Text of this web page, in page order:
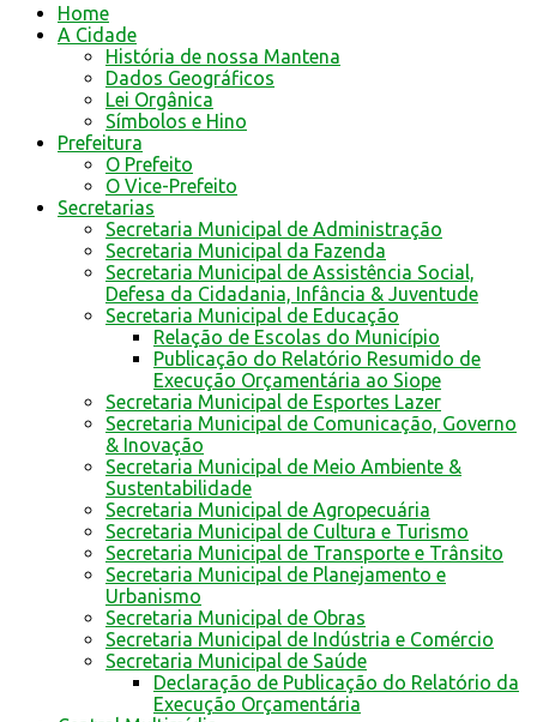
Home
A Cidade
História de nossa Mantena
Dados Geográficos
Lei Orgânica
Símbolos e Hino
Prefeitura
O Prefeito
O Vice-Prefeito
Secretarias
Secretaria Municipal de Administração
Secretaria Municipal da Fazenda
Secretaria Municipal de Assistência Social,
Defesa da Cidadania, Infância & Juventude
Secretaria Municipal de Educação
Relação de Escolas do Município
Publicação do Relatório Resumido de
Execução Orçamentária ao Siope
Secretaria Municipal de Esportes Lazer
Secretaria Municipal de Comunicação, Governo
& Inovação
Secretaria Municipal de Meio Ambiente &
Sustentabilidade
Secretaria Municipal de Agropecuária
Secretaria Municipal de Cultura e Turismo
Secretaria Municipal de Transporte e Trânsito
Secretaria Municipal de Planejamento e
Urbanismo
Secretaria Municipal de Obras
Secretaria Municipal de Indústria e Comércio
Secretaria Municipal de Saúde
Declaração de Publicação do Relatório da
Execução Orçamentária